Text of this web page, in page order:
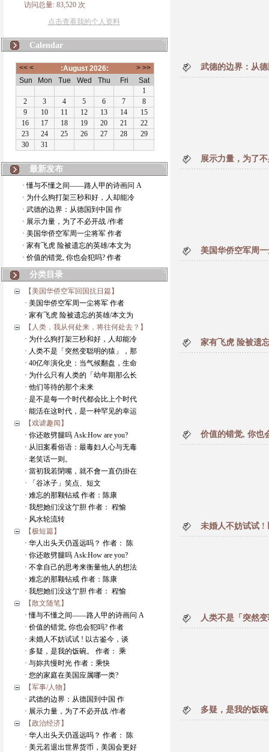
访问总量: 83,520 次
点击查看我的个人资料
Calendar
最新发布
· 懂与不懂之间——路人甲的诗画问 A
· 为什么狗打架三秒和好，人却能冷
· 武德的边界：从德国到中国 作
· 展示力量，为了不必开战 /作者
· 美国华侨空军周一尘将军 作者
· 家有飞虎 险被遗忘的英雄/本文为
· 价值的错觉, 你也会犯吗? 作者
分类目录
【美国华侨空军回国抗日篇】
· 美国华侨空军周一尘将军 作者
· 家有飞虎 险被遗忘的英雄/本文为
【人类，我从何处来，将往何处去？】
· 为什么狗打架三秒和好，人却能冷
· 人类不是「突然变聪明的猿」，那
· 40亿年演化史：当气候翻盘，生命
· 为什么只有人类的「幼年期那么长
· 他们等待的那个未来
· 是不是每一个时代都会比上个时代
· 能活在这时代，是一种罕见的幸运
【戏谑趣闻】
· 你还敢劈腿吗 Ask:How are you?
· 从旧案看俗语：最毒妇人心与无毒
· 老笑话一则。
· 當初我若閉嘴，就不會一直仍掛在
· 「谷冰子」笑点、短文
· 难忘的那颗钻戒 作者：陈康
· 我想她们没这亇胆 作者： 程愉
· 风水轮流转
【极短篇】
· 华人出头天仍遥远吗？ 作者： 陈
· 你还敢劈腿吗 Ask:How are you?
· 不拿自己的思考来衡量他人的想法
· 难忘的那颗钻戒 作者：陈康
· 我想她们没这亇胆 作者： 程愉
【散文随笔】
· 懂与不懂之间——路人甲的诗画问 A
· 价值的错觉, 你也会犯吗? 作者
· 未婚人不妨试试 ! 以古鉴今，谈
· 多疑，是我的饭碗。 作者： 乘
· 与妳共慢时光 作者：乘快
· 您的家庭在美国应属哪一类?
【军事/人物】
· 武德的边界：从德国到中国 作
· 展示力量，为了不必开战 /作者
【政治经济】
· 华人出头天仍遥远吗？ 作者： 陈
· 美元若退出世界货币，美国会更好
武德的边界：从
展示力量，为了
美国华侨空军周
家有飞虎 险被遗
价值的错觉, 你也
未婚人不妨试试 !
人类不是「突然
多疑，是我的饭